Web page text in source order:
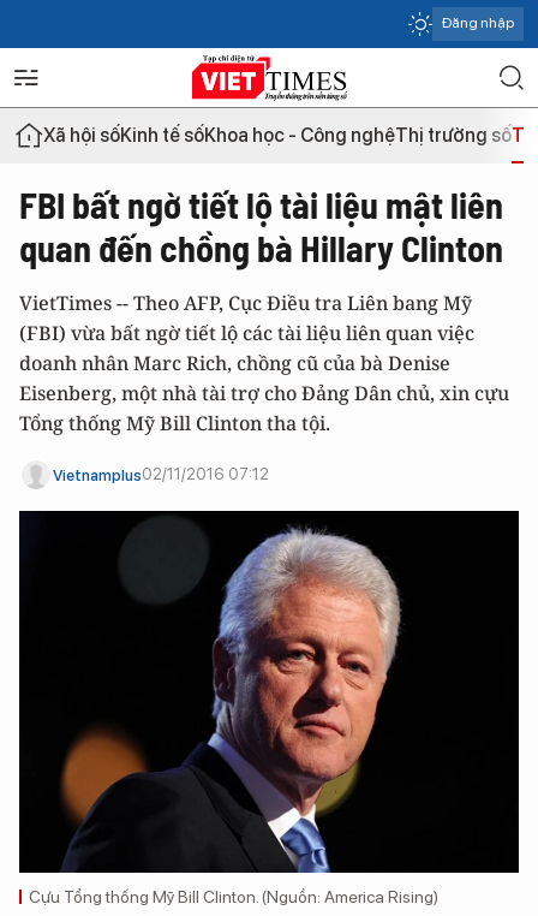
Đăng nhập
Xã hội sốKinh tế sốKhoa học - Công nghệThị trường số
FBI bất ngờ tiết lộ tài liệu mật liên
quan đến chồng bà Hillary Clinton
VietTimes -- Theo AFP, Cục Điều tra Liên bang Mỹ
(FBI) vừa bất ngờ tiết lộ các tài liệu liên quan việc
doanh nhân Marc Rich, chồng cũ của bà Denise
Eisenberg, một nhà tài trợ cho Đảng Dân chủ, xin cựu
Tổng thống Mỹ Bill Clinton tha tội.
Vietnamplus02/11/2016 07:12
Cựu Tổng thống Mỹ Bill Clinton. (Nguồn: America Rising)